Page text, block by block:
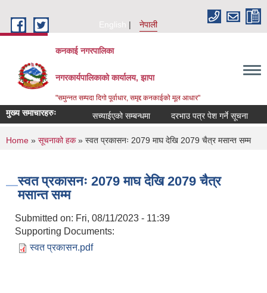
English
नेपाली
कनकाई नगरपालिका
नगरकार्यपालिकाको कार्यालय, झापा
"समुन्नत सम्पदा दिगो पूर्वाधार, समृद्द कनकाईको मूल आधार"
मुख्य समाचारहरुः सच्याईएको सम्बन्धमा दरभाउ पत्र पेश गर्ने सूचना
You are here
Home » सूचनाको हक» स्वत प्रकासनः 2079 माघ देखि 2079 चैत्र मसान्त सम्म
स्वत प्रकासनः 2079 माघ देखि 2079 चैत्र
मसान्त सम्म
Submitted on: Fri, 08/11/2023 - 11:39
Supporting Documents:
स्वत प्रकासन.pdf